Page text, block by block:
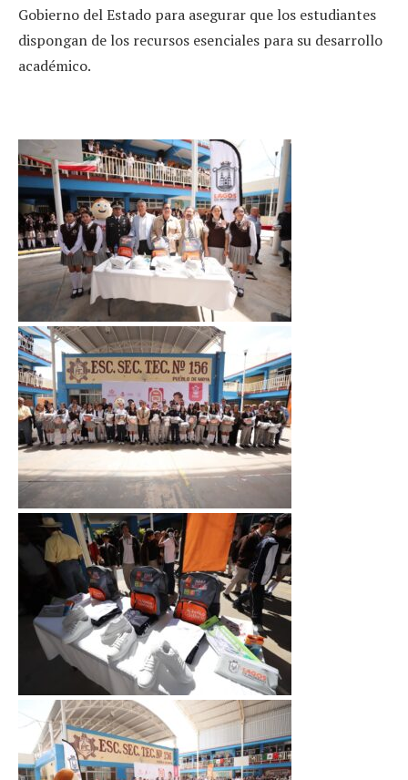
Gobierno del Estado para asegurar que los estudiantes
dispongan de los recursos esenciales para su desarrollo
académico.